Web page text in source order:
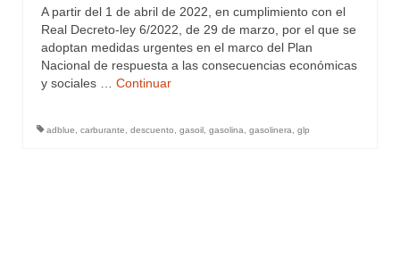
A partir del 1 de abril de 2022, en cumplimiento con el
Real Decreto-ley 6/2022, de 29 de marzo, por el que se
adoptan medidas urgentes en el marco del Plan
Nacional de respuesta a las consecuencias económicas
y sociales … Continuar
adblue carburante descuento gasoil gasolina gasolinera glp